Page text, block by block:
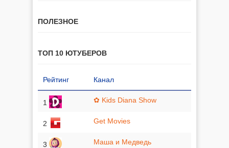
ПОЛЕЗНОЕ
ТОП 10 ЮТУБЕРОВ
Рейтинг Канал
1 ✿ Kids Diana Show
2 Get Movies
3 Маша и Медведь